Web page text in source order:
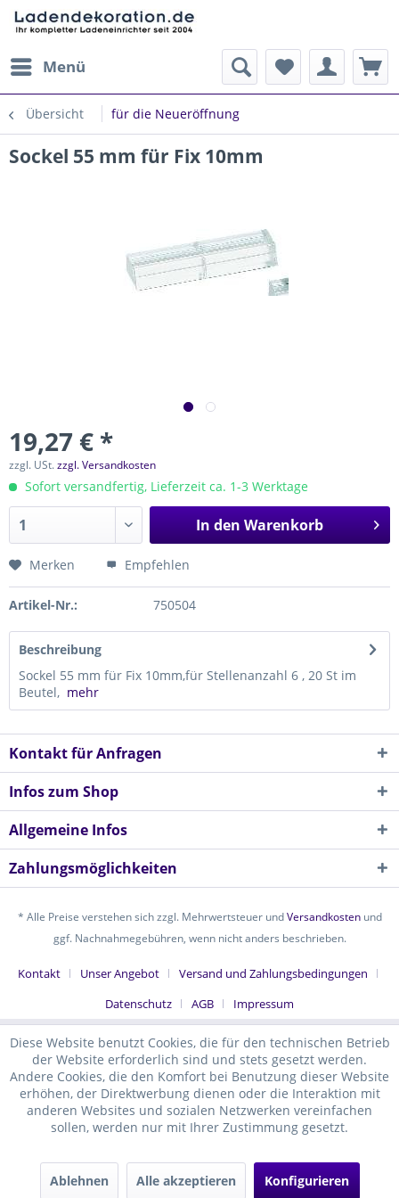
Menü
Übersicht für die Neueröffnung
Sockel 55 mm für Fix 10mm
19,27 € *
zzgl. USt.zzgl. Versandkosten
Sofort versandfertig, Lieferzeit ca. 1-3 Werktage
In den Warenkorb
Merken Empfehlen
Artikel-Nr.: 750504
Beschreibung
Sockel 55 mm für Fix 10mm,für Stellenanzahl 6 , 20 St im
Beutel, mehr
Kontakt für Anfragen
Infos zum Shop
Allgemeine Infos
Zahlungsmöglichkeiten
* Alle Preise verstehen sich zzgl. Mehrwertsteuer undVersandkostenund
ggf. Nachnahmegebühren, wenn nicht anders beschrieben.
Kontakt Unser Angebot
Versand und Zahlungsbedingungen
Datenschutz
AGB Impressum
Diese Website benutzt Cookies, die für den technischen Betrieb
der Website erforderlich sind und stets gesetzt werden.
Andere Cookies, die den Komfort bei Benutzung dieser Website
erhöhen, der Direktwerbung dienen oder die Interaktion mit
anderen Websites und sozialen Netzwerken vereinfachen
sollen, werden nur mit Ihrer Zustimmung gesetzt.
Ablehnen Alle akzeptieren Konfigurieren